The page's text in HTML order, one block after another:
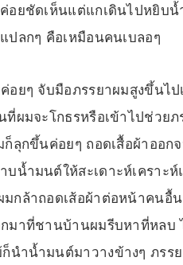
อยชัดเห็นแต่แกเดินไปหยิบ
ปลกๆ คือเหมือนคนเบลอๆ
อยๆ จับมือภรรยาผมสูงขึ้นไ
ที่ผมจะโกธรหรือเข้าไปช่ว
ก็ลุกขึ้นค่อยๆ ถอดเสื้อผ้าออ
บน้ำมนต์ให้สะเดาะห์เคราะ
มกล้าถอดเส้อผ้าต่อหน้าคน
มาที่ชานบ้านผมรีบหาที่หลบ
นำน้ำมนต์มาวางข้างๆ ภร